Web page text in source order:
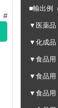
#
■輸出例
▼医薬品
▼化成品
▼食品用
▼食品用
▼食品用